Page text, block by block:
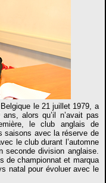
le 21 juillet 1979, a
alors qu’il n’avait pas
le club anglais de
saisons avec la réserve de
le club durant l’automne
seconde division anglaise.
de championnat et marqua
natal pour évoluer avec le